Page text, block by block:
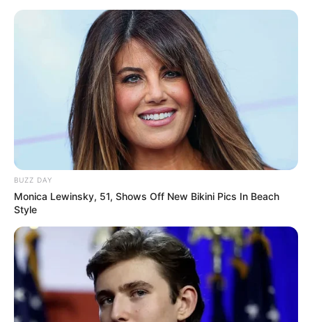
BUZZ DAY
Monica Lewinsky, 51, Shows Off New Bikini Pics In Beach
Style